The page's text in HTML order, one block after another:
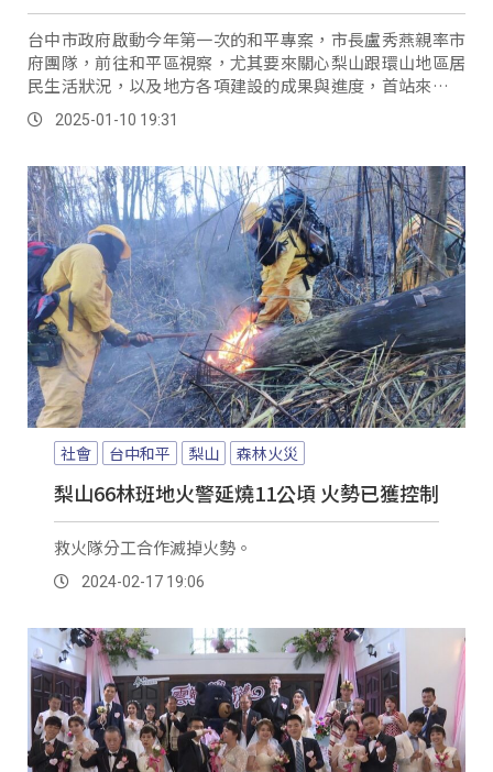
台中市政府啟動今年第一次的和平專案，市長盧秀燕親率市
府團隊，前往和平區視察，尤其要來關心梨山跟環山地區居
民生活狀況，以及地方各項建設的成果與進度，首站來到剛
修建完成不久的裡冷吊橋聽取簡報。
2025-01-10 19:31
社會 台中和平 梨山 森林火災
梨山66林班地火警延燒11公頃 火勢已獲控制
救火隊分工合作滅掉火勢。
2024-02-17 19:06